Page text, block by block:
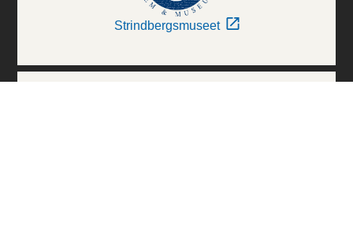
Strindbergsmuseet